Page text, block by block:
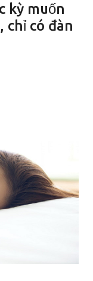
kỳ muốn
chỉ có đàn